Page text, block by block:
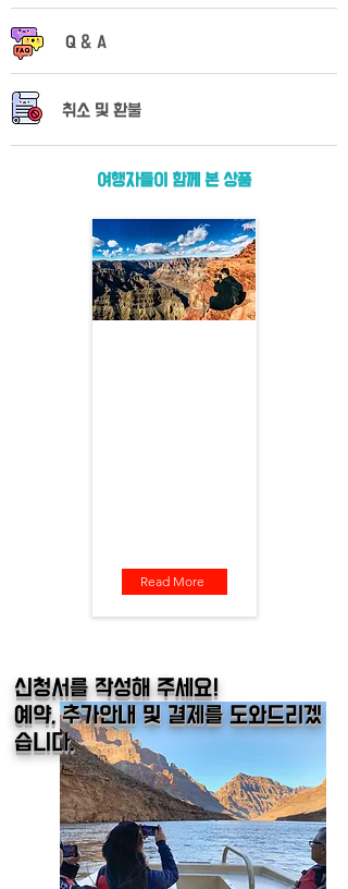
Q & A
​취소 및 환불
여행자들이 함께 본 상품
Read More
​신청서를 작성해 주세요!
예약, 추가안내 및 결제를 도와드리겠
습니다.